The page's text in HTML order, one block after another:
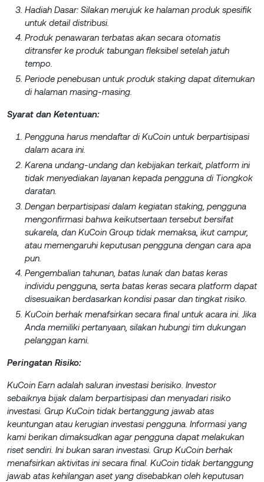
Hadiah Dasar: Silakan merujuk ke halaman produk spesifik
untuk detail distribusi.
Produk penawaran terbatas akan secara otomatis
ditransfer ke produk tabungan fleksibel setelah jatuh
tempo.
Periode penebusan untuk produk staking dapat ditemukan
di halaman masing-masing.
Syarat dan Ketentuan:
Pengguna harus mendaftar di KuCoin untuk berpartisipasi
dalam acara ini.
Karena undang-undang dan kebijakan terkait, platform ini
tidak menyediakan layanan kepada pengguna di Tiongkok
daratan.
Dengan berpartisipasi dalam kegiatan staking, pengguna
mengonfirmasi bahwa keikutsertaan tersebut bersifat
sukarela, dan KuCoin Group tidak memaksa, ikut campur,
atau memengaruhi keputusan pengguna dengan cara apa
pun.
Pengembalian tahunan, batas lunak dan batas keras
individu pengguna, serta batas keras secara platform dapat
disesuaikan berdasarkan kondisi pasar dan tingkat risiko.
KuCoin berhak menafsirkan secara final untuk acara ini. Jika
Anda memiliki pertanyaan, silakan hubungi tim dukungan
pelanggan kami.
Peringatan Risiko:
KuCoin Earn adalah saluran investasi berisiko. Investor
sebaiknya bijak dalam berpartisipasi dan menyadari risiko
investasi. Grup KuCoin tidak bertanggung jawab atas
keuntungan atau kerugian investasi pengguna. Informasi yang
kami berikan dimaksudkan agar pengguna dapat melakukan
riset sendiri. Ini bukan saran investasi. Grup KuCoin berhak
menafsirkan aktivitas ini secara final. KuCoin tidak bertanggung
jawab atas kehilangan aset yang disebabkan oleh keputusan